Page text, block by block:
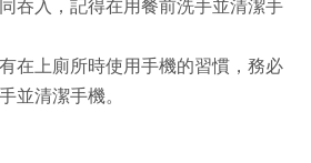
吞入，記得在用餐前洗手並清潔手
在上廁所時使用手機的習慣，務必
並清潔手機。